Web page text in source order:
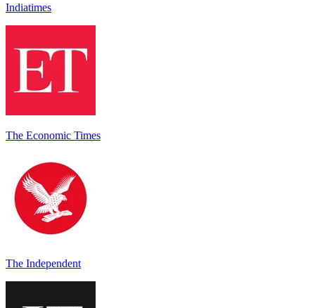
Indiatimes
The Economic Times
The Independent